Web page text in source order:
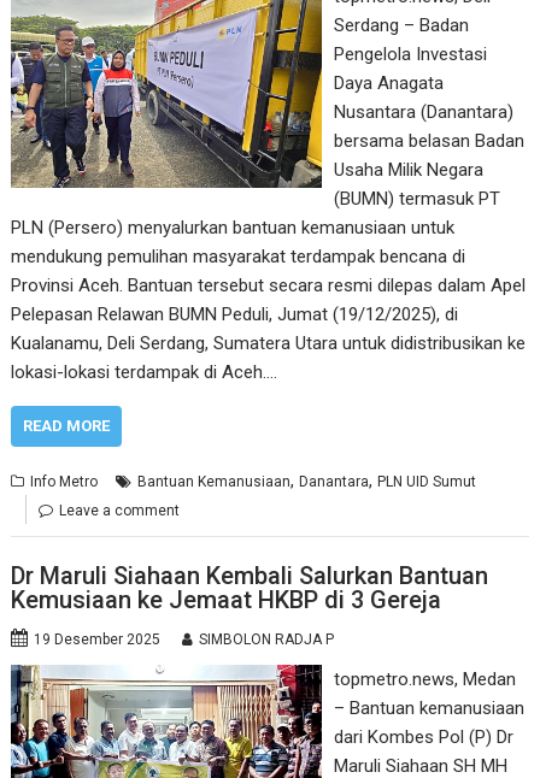
Serdang – Badan
Pengelola Investasi
Daya Anagata
Nusantara (Danantara)
bersama belasan Badan
Usaha Milik Negara
(BUMN) termasuk PT
PLN (Persero) menyalurkan bantuan kemanusiaan untuk
mendukung pemulihan masyarakat terdampak bencana di
Provinsi Aceh. Bantuan tersebut secara resmi dilepas dalam Apel
Pelepasan Relawan BUMN Peduli, Jumat (19/12/2025), di
Kualanamu, Deli Serdang, Sumatera Utara untuk didistribusikan ke
lokasi-lokasi terdampak di Aceh.…
READ MORE
Info Metro Bantuan Kemanusiaan,Danantara,PLN UID Sumut
Leave a comment
Dr Maruli Siahaan Kembali Salurkan Bantuan
Kemusiaan ke Jemaat HKBP di 3 Gereja
19 Desember 2025 SIMBOLON RADJA P
topmetro.news, Medan
– Bantuan kemanusiaan
dari Kombes Pol (P) Dr
Maruli Siahaan SH MH